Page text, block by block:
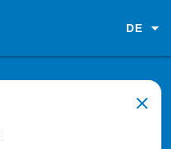
DE
close